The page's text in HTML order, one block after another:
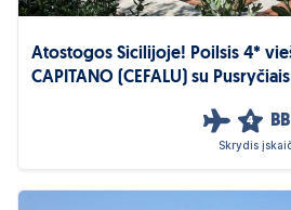
Atostogos Sicilijoje! Poilsis 4*
CAPITANO (CEFALU) su Pusryčiais
4 BB
Skrydis